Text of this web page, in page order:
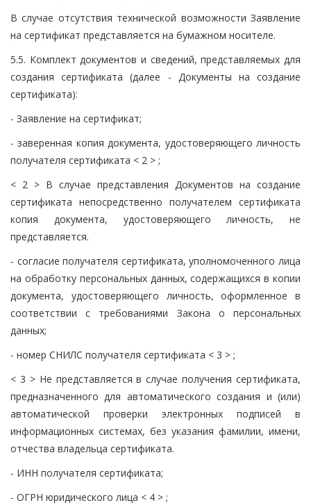
В случае отсутствия технической возможности Заявление
на сертификат представляется на бумажном носителе.
5.5. Комплект документов и сведений, представляемых для
создания сертификата (далее - Документы на создание
сертификата):
- Заявление на сертификат;
- заверенная копия документа, удостоверяющего личность
получателя сертификата < 2 > ;
< 2 > В случае представления Документов на создание
сертификата непосредственно получателем сертификата
копия документа, удостоверяющего личность, не
представляется.
- согласие получателя сертификата, уполномоченного лица
на обработку персональных данных, содержащихся в копии
документа, удостоверяющего личность, оформленное в
соответствии с требованиями Закона о персональных
данных;
- номер СНИЛС получателя сертификата < 3 > ;
< 3 > Не представляется в случае получения сертификата,
предназначенного для автоматического создания и (или)
автоматической проверки электронных подписей в
информационных системах, без указания фамилии, имени,
отчества владельца сертификата.
- ИНН получателя сертификата;
- ОГРН юридического лица < 4 > ;